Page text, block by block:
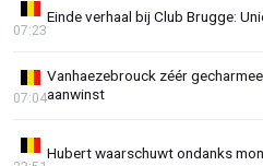
Einde verhaal bij Club Brugge:
07:23
Vanhaezebrouck zéér
aanwinst
07:04
Hubert waarschuwt ondanks